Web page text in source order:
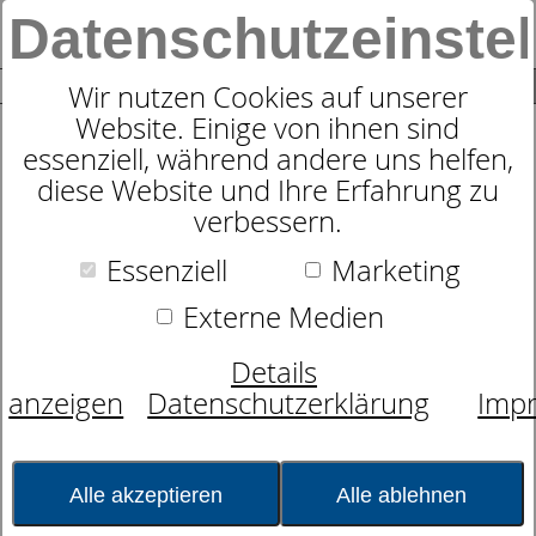
Wir nutzen Cookies auf unserer
Website. Einige von ihnen sind
essenziell, während andere uns helfen,
diese Website und Ihre Erfahrung zu
verbessern.
Essenziell
Marketing
Externe Medien
Details
anzeigen
Datenschutzerklärung
Alle akzeptieren Alle ablehnen
0
Schaummatratze Sympathica
Impression S